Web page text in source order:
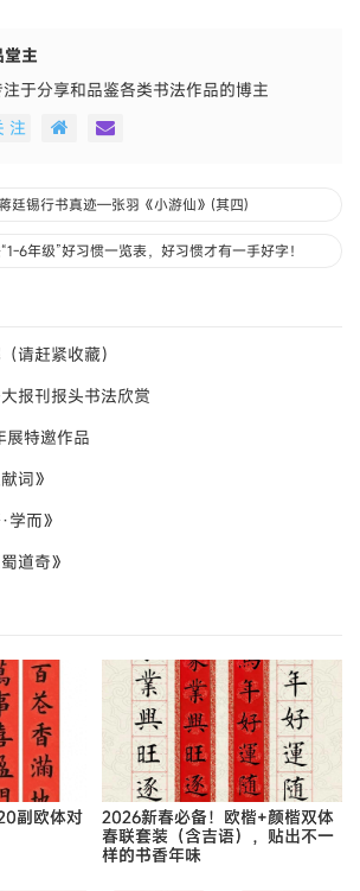
堂主
于分享和品鉴各类书法作品的博主
注
廷锡行书真迹—张羽《小游仙》(其四)
6年级”好习惯一览表，好习惯才有一手好字！
请赶紧收藏）
报刊报头书法欣赏
展特邀作品
词》
而》
道奇》
副欧体对
2026新春必备！欧楷+颜楷双体
春联套装（含吉语），贴出不一
样的书香年味